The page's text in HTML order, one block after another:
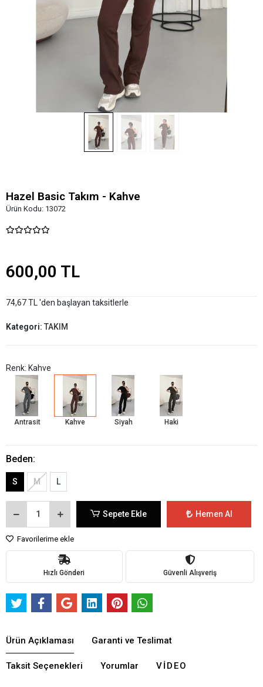
Hazel Basic Takım - Kahve
Ürün Kodu: 13072
600,00 TL
74,67 TL 'den başlayan taksitlerle
Kategori: TAKIM
Renk: Kahve
Antrasit Kahve Siyah Haki
Beden:
S M L
Sepete Ekle Hemen Al
Favorilerime ekle
Hızlı Gönderi Güvenli Alışveriş
Ürün Açıklaması Garanti ve Teslimat
Taksit Seçenekleri Yorumlar VIDEO